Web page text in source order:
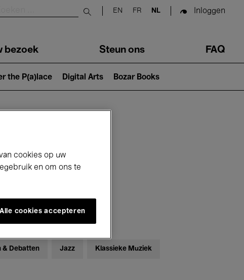
Submit search
EN FR NL Inloggen
bezoek Steun ons FAQ
the P(a)lace Digital Arts Bozar Books
& Debatten Jazz Klassieke Muziek
cookies op uw
en om ons te
Alle cookies accepteren